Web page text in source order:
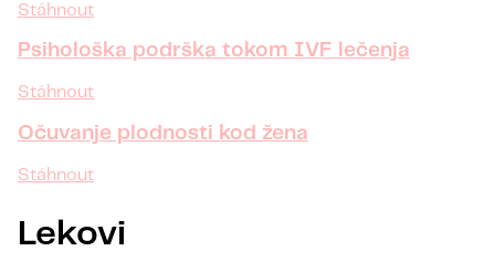
Stáhnout
Psihološka podrška tokom IVF lečenja
Stáhnout
Očuvanje plodnosti kod žena
Stáhnout
Lekovi